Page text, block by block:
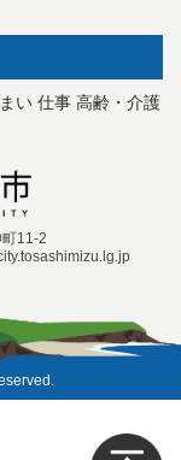
い 仕事 高齢・介護
11-2